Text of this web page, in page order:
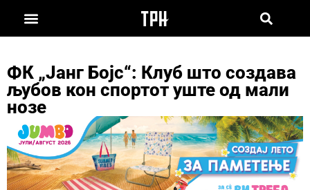
ФК „Јанг Бојс“: Клуб што создава
љубов кон спортот уште од мали
нозе